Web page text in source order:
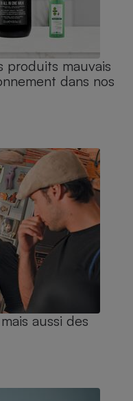
produits mauvais
dans nos
aussi des